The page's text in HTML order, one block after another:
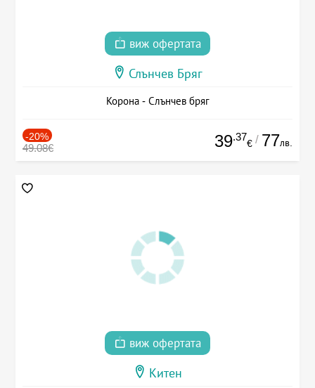
виж офертата
Слънчев Бряг
Корона - Слънчев бряг
-20%
49.08€ 39.37
€ / 77лв.
виж офертата
Китен